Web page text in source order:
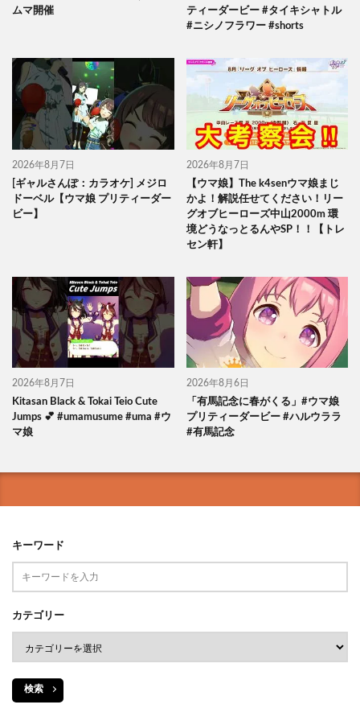
ムマ開催
ティーダービー #タイキシャトル
#ニシノフラワー #shorts
2026年8月7日
[ギャルさんぽ：カラオケ] メジロ
ドーベル【ウマ娘 プリティーダー
ビー】
2026年8月7日
【ウマ娘】The k4senウマ娘まじ
かよ！解説任せてください！リー
グオブヒーローズ中山2000m 環
境どうなっとるんやSP！！【トレ
セン軒】
2026年8月7日
Kitasan Black & Tokai Teio Cute
Jumps 💕 #umamusume #uma #ウ
マ娘
2026年8月6日
「有馬記念に春がくる」#ウマ娘
プリティーダービー #ハルウララ
#有馬記念
キーワード
カテゴリー
検索